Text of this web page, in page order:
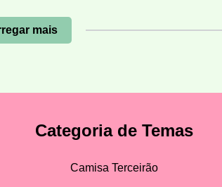
mais
Categoria de Temas
Camisa Terceirão